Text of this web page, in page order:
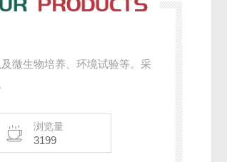
微生物培养、环境试验等。采
浏览量
3199